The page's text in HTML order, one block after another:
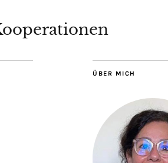
ÜBER MICH